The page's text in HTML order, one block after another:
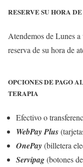
RESERVE SU HORA
Atendemos de Lunes
reserva de su hora de
OPCIONES DE PAGO
TERAPIA
Efectivo o
WebPay Plus
OnePay(billetera
Servipag(botones